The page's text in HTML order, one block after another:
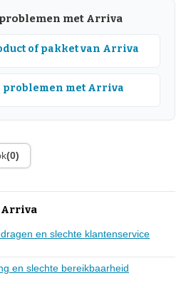
met Arriva
of pakket van Arriva
met Arriva
(0)
Arriva
en slechte klantenservice
en slechte bereikbaarheid